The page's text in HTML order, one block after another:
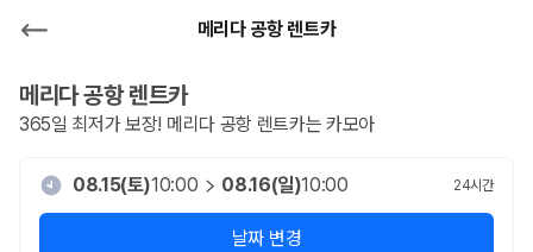
메리다 공항 렌트카
메리다 공항렌트카
365일 최저가 보장! 메리다 공항 렌트카는 카모아
08.15(토)10:00 08.16(일)10:00 24시간
날짜 변경